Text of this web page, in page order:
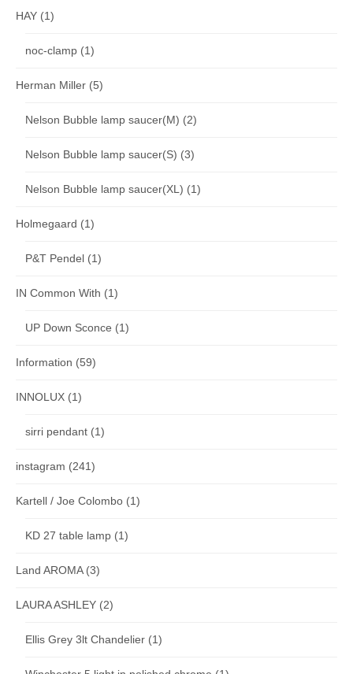
HAY (1)
noc-clamp (1)
Herman Miller (5)
Nelson Bubble lamp saucer(M) (2)
Nelson Bubble lamp saucer(S) (3)
Nelson Bubble lamp saucer(XL) (1)
Holmegaard (1)
P&T Pendel (1)
IN Common With (1)
UP Down Sconce (1)
Information (59)
INNOLUX (1)
sirri pendant (1)
instagram (241)
Kartell / Joe Colombo (1)
KD 27 table lamp (1)
Land AROMA(3)
LAURA ASHLEY (2)
Ellis Grey 3lt Chandelier (1)